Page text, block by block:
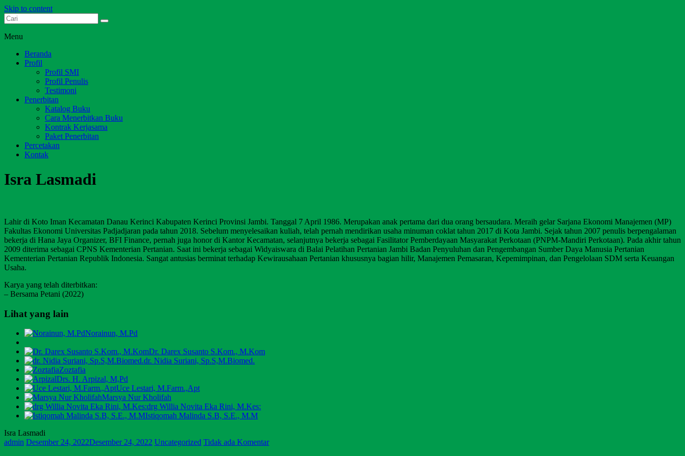
Skip to content
Dari Jambi untuk Indonesia
Menu
Beranda
Profil
Profil SMI
Profil Penulis
Testimoni
Penerbitan
Katalog Buku
Cara Menerbitkan Buku
Kontrak Kerjasama
Paket Penerbitan
Percetakan
Kontak
Isra Lasmadi
Lahir di Koto Iman Kecamatan Danau Kerinci Kabupaten Kerinci Provinsi Jambi. Tanggal 7 April 1986. Merupakan anak pertama dari dua orang bersaudara. Meraih gelar Sarjana Ekonomi Manajemen (MP)
Fakultas Ekonomi Universitas Padjadjaran pada tahun 2018. Sebelum menyelesaikan kuliah, telah pernah mendirikan usaha minuman coklat tahun 2017 di Kota Jambi. Sejak tahun 2007 penulis berpengalaman
bekerja di Hana Jaya Organizer, BFI Finance, pernah juga honor di Kantor Kecamatan, selanjutnya bekerja sebagai Fasilitator Pemberdayaan Masyarakat Perkotaan (PNPM-Mandiri Perkotaan). Pada akhir tahun
2009 diterima sebagai CPNS Kementerian Pertanian. Saat ini bekerja sebagai Widyaiswara di Balai Pelatihan Pertanian Jambi Badan Penyuluhan dan Pengembangan Sumber Daya Manusia Pertanian
Kementerian Pertanian Republik Indonesia. Sangat antusias berminat terhadap Kewirausahaan Pertanian khususnya bagian hilir, Manajemen Pemasaran, Kepemimpinan, dan Pengelolaan SDM serta Keuangan
Usaha.
Karya yang telah diterbitkan:
– Bersama Petani (2022)
Lihat yang lain
Norainun, M.Pd
Dr. Darex Susanto S.Kom., M.Kom
dr. Nidia Suriani, Sp.S,M.Biomed.
Zoztafia
Drs. H. Arpizal, M,Pd
Uce Lestari, M.Farm.,Apt
Marsya Nur Kholifah
drg Willia Novita Eka Rini, M.Kes:
Istiqomah Malinda S.B, S.E., M.M
Isra Lasmadi
admin Desember 24, 2022Desember 24, 2022 Uncategorized Tidak ada Komentar